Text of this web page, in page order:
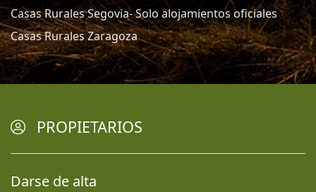
Casas Rurales Segovia- Solo alojamientos oficiales
Casas Rurales Zaragoza
PROPIETARIOS
Darse de alta